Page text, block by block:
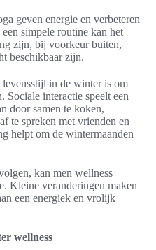
geven energie en verbeteren
simpele routine kan het
zijn, bij voorkeur buiten,
beschikbaar zijn.
levensstijl in de winter is om
Sociale interactie speelt een
door samen te koken,
te spreken met vrienden en
helpt om de wintermaanden
kan men wellness
Kleine veranderingen maken
een energiek en vrolijk
wellness